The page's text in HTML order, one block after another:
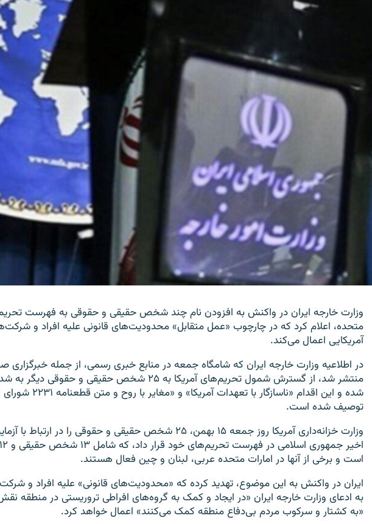
وزارت خارجه ایران در واکنش به افزودن نام چند شخص حقیقی و حقوقی به فهرست
متحده، اعلام کرد که در چارچوب «عمل متقابل» محدودیت‌های قانونی علیه افراد و
آمریکایی اعمال می‌کند.
در اطلاعیه وزارت خارجه ایران که شامگاه جمعه در منابع خبری رسمی، از جمله خبرگزاری
منتشر شد، از گسترش شمول تحریم‌های آمریکا به ۲۵ شخص حقیقی و حقوقی
شده و این اقدام «ناسازگار با تعهدات
توصیف شده است.
وزارت خزانه‌داری آمریکا روز جمعه ۱۵ بهمن، ۲۵ شخص حقیقی و حقوقی را در
است و برخی از آنها در امارات متحده عربی، لبنان و چین فعال هستند.
ایران در واکنش به این موضوع، تهدید کرده که «محدودیت‌های قانونی» علیه افراد و
به ادعای وزارت خارجه ایران «در ایجاد و کمک به گروه‌های افراطی تروریستی در منطقه
«به کشتار و سرکوب مردم بی‌دفاع منطقه کمک می‌کنند» اعمال خواهد کرد.